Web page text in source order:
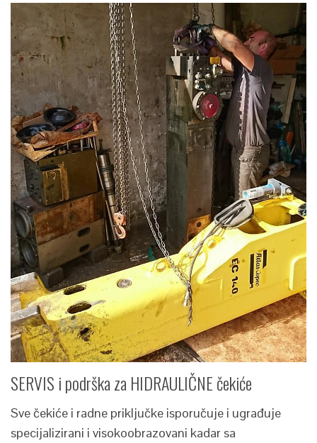
SERVIS i podrška za HIDRAULIČNE čekiće
Sve čekiće i radne priključke isporučuje i ugrađuje
specijalizirani i visokoobrazovani kadar sa